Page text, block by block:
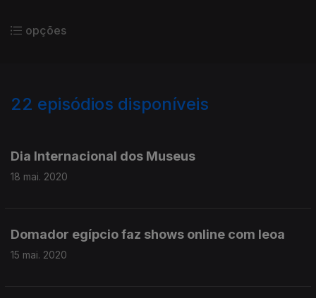
opções
22 episódios disponíveis
Dia Internacional dos Museus
18 mai. 2020
Domador egípcio faz shows online com leoa
15 mai. 2020